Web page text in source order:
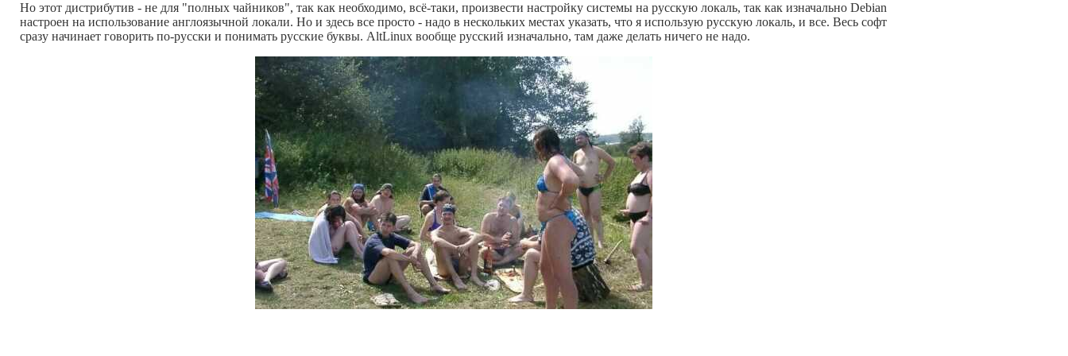
Но этот дистрибутив - не для "полных чайников", так как необходимо, всё-таки, произвести настройку системы на русскую локаль, так как изначально Debian
настроен на использование англоязычной локали. Но и здесь все просто - надо в нескольких местах указать, что я использую русскую локаль, и все. Весь софт
сразу начинает говорить по-русски и понимать русские буквы. AltLinux вообще русский изначально, там даже делать ничего не надо.